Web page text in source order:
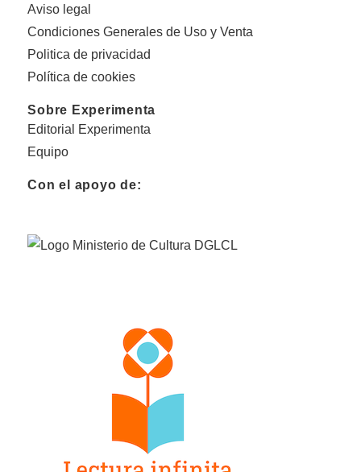
Aviso legal
Condiciones Generales de Uso y Venta
Politica de privacidad
Política de cookies
Sobre Experimenta
Editorial Experimenta
Equipo
Con el apoyo de: